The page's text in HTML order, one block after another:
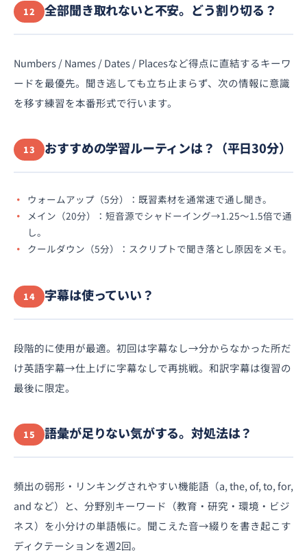
12 全部聞き取れないと不安。どう割り切る？
Numbers / Names / Dates / Placesなど得点に直結するキーワ
ードを最優先。聞き逃しても立ち止まらず、次の情報に意識
を移す練習を本番形式で行います。
13 おすすめの学習ルーティンは？（平日30分）
ウォームアップ（5分）：既習素材を通常速で通し聞き。
メイン（20分）：短音源でシャドーイング→1.25〜1.5倍で通
し。
クールダウン（5分）：スクリプトで聞き落とし原因をメモ。
14 字幕は使っていい？
段階的に使用が最適。初回は字幕なし→分からなかった所だ
け英語字幕→仕上げに字幕なしで再挑戦。和訳字幕は復習の
最後に限定。
15 語彙が足りない気がする。対処法は？
頻出の弱形・リンキングされやすい機能語（a, the, of, to, for,
and など）と、分野別キーワード（教育・研究・環境・ビジ
ネス）を小分けの単語帳に。聞こえた音→綴りを書き起こす
ディクテーションを週2回。